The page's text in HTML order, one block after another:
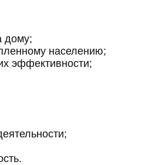
дому;
населению;
эффективности;